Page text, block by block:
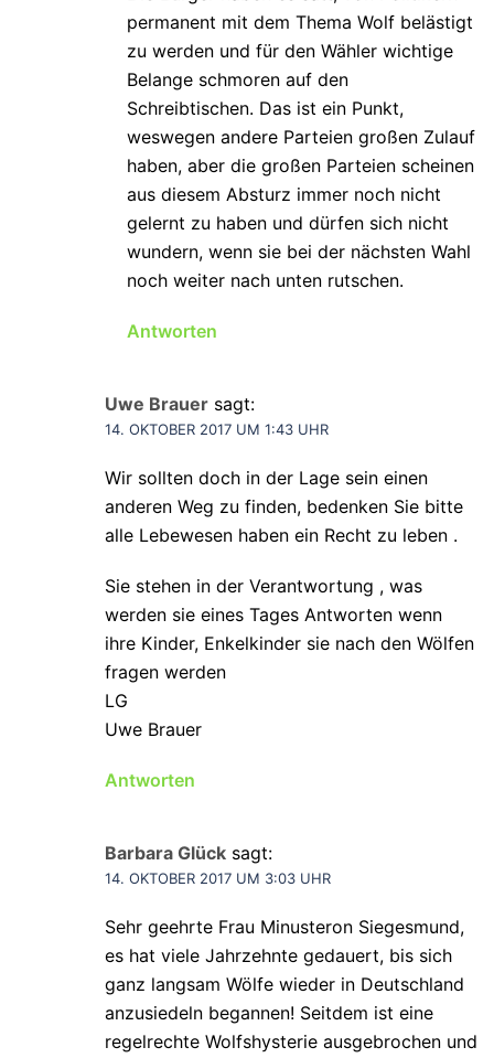
permanent mit dem Thema Wolf belästigt
zu werden und für den Wähler wichtige
Belange schmoren auf den
Schreibtischen. Das ist ein Punkt,
weswegen andere Parteien großen Zulauf
haben, aber die großen Parteien scheinen
aus diesem Absturz immer noch nicht
gelernt zu haben und dürfen sich nicht
wundern, wenn sie bei der nächsten Wahl
noch weiter nach unten rutschen.
Antworten
Uwe Brauer sagt:
14. OKTOBER 2017 UM 1:43 UHR
Wir sollten doch in der Lage sein einen
anderen Weg zu finden, bedenken Sie bitte
alle Lebewesen haben ein Recht zu leben .
Sie stehen in der Verantwortung , was
werden sie eines Tages Antworten wenn
ihre Kinder, Enkelkinder sie nach den Wölfen
fragen werden
LG
Uwe Brauer
Antworten
Barbara Glück sagt:
14. OKTOBER 2017 UM 3:03 UHR
Sehr geehrte Frau Minusteron Siegesmund,
es hat viele Jahrzehnte gedauert, bis sich
ganz langsam Wölfe wieder in Deutschland
anzusiedeln begannen! Seitdem ist eine
regelrechte Wolfshysterie ausgebrochen und